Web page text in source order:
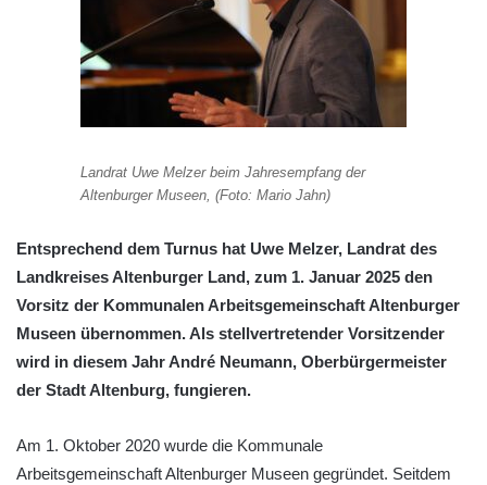
Landrat Uwe Melzer beim Jahresempfang der
Altenburger Museen, (Foto: Mario Jahn)
Entsprechend dem Turnus hat Uwe Melzer, Landrat des
Landkreises Altenburger Land, zum 1. Januar 2025 den
Vorsitz der Kommunalen Arbeitsgemeinschaft Altenburger
Museen übernommen. Als stellvertretender Vorsitzender
wird in diesem Jahr André Neumann, Oberbürgermeister
der Stadt Altenburg, fungieren.
Am 1. Oktober 2020 wurde die Kommunale
Arbeitsgemeinschaft Altenburger Museen gegründet. Seitdem